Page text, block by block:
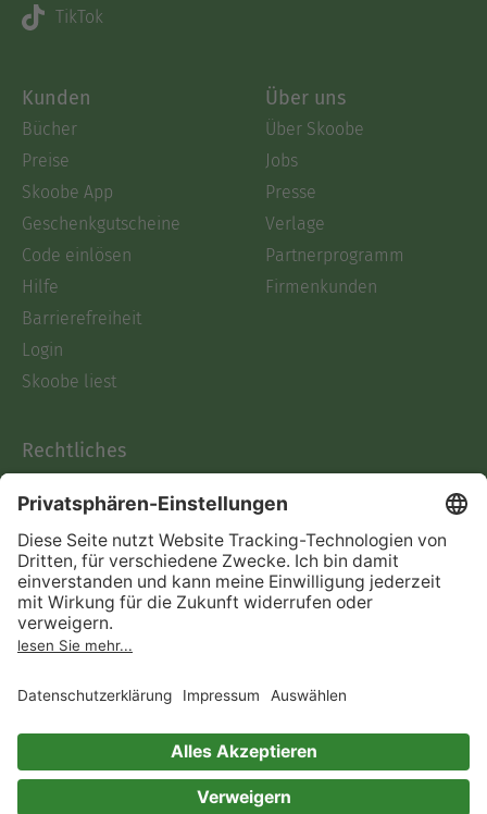
TikTok
Kunden
Bücher
Preise
Skoobe App
Geschenkgutscheine
Code einlösen
Hilfe
Barrierefreiheit
Login
Skoobe liest
Über uns
Über Skoobe
Jobs
Presse
Verlage
Partnerprogramm
Firmenkunden
Rechtliches
AGB
Informationen nach Data
Act
Verträge hier kündigen
Impressum
Immer ein gutes Buch